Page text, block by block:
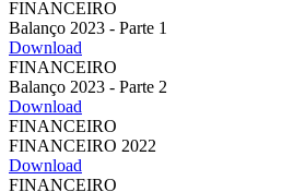
FINANCEIRO
Balanço 2023 - Parte 1
Download
FINANCEIRO
Balanço 2023 - Parte 2
Download
FINANCEIRO
FINANCEIRO 2022
Download
FINANCEIRO